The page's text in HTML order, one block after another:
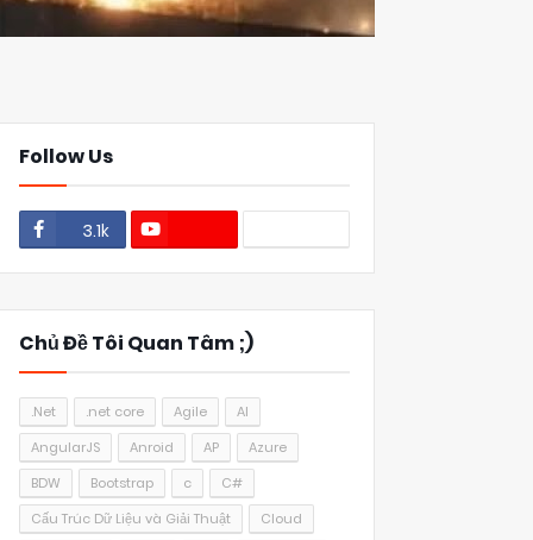
Follow Us
3.1k
Chủ Đề Tôi Quan Tâm ;)
.Net .net core Agile
AI
AngularJS
Anroid AP
Azure
BDW
Bootstrap c
C#
Cấu Trúc Dữ Liệu và Giải Thuật
Cloud